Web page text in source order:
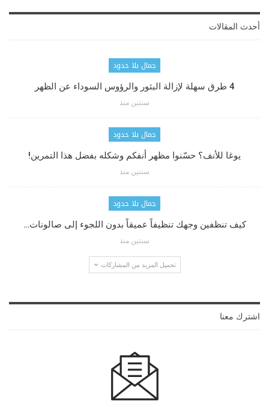
أحدث المقالات
جمال بلا حدود
4 طرق سهلة لإزالة البثور والرؤوس السوداء عن الظهر
سنتين منذ
جمال بلا حدود
يوغا للأنف؟ حسّنوا مظهر أنفكم وشكله بفضل هذا التمرين!
سنتين منذ
جمال بلا حدود
كيف تنظفين وجهك تنظيفاً عميقاً بدون اللجوء إلى صالونات…
سنتين منذ
تحميل المزيد من المشاركات
اشترك معنا